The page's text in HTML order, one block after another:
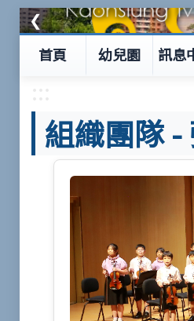
❮
首頁 幼兒園 訊息
組織團隊-